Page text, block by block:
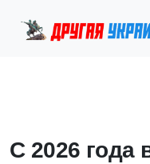
С 2026 года